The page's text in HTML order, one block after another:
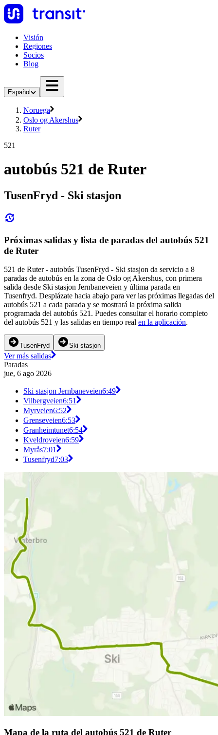
Visión
Regiones
Socios
Blog
Español
Noruega
Oslo og Akershus
Ruter
521
autobús 521 de Ruter
TusenFryd - Ski stasjon
Próximas salidas y lista de paradas del autobús 521
de Ruter
521 de Ruter - autobús TusenFryd - Ski stasjon da servicio a 8
paradas de autobús en la zona de Oslo og Akershus, con primera
salida desde Ski stasjon Jernbaneveien y última parada en
Tusenfryd. Desplázate hacia abajo para ver las próximas llegadas del
autobús 521 a cada parada y se mostrará la próxima salida
programada del autobús 521. Puedes consultar el horario completo
del autobús 521 y las salidas en tiempo real en la aplicación.
TusenFryd Ski stasjon
Ver más salidas
Paradas
jue, 6 ago 2026
Ski stasjon Jernbaneveien6:49
Vilbergveien6:51
Myrveien6:52
Grenseveien6:53
Granheimtunet6:54
Kveldroveien6:59
Myrås7:01
Tusenfryd7:03
Mapa de la ruta del autobús 521 de Ruter